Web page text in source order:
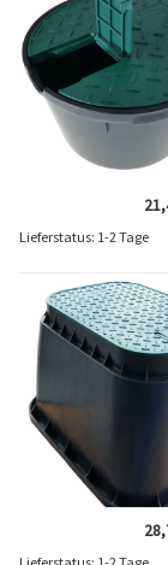
Lieferstatus: 1-2 Tage